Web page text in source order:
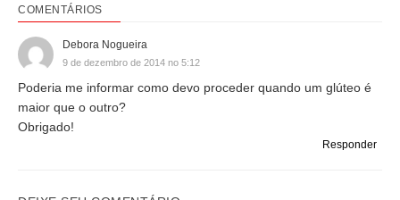
COMENTÁRIOS
Debora Nogueira
9 de dezembro de 2014 no 5:12
Poderia me informar como devo proceder quando um glúteo é
maior que o outro?
Obrigado!
Responder